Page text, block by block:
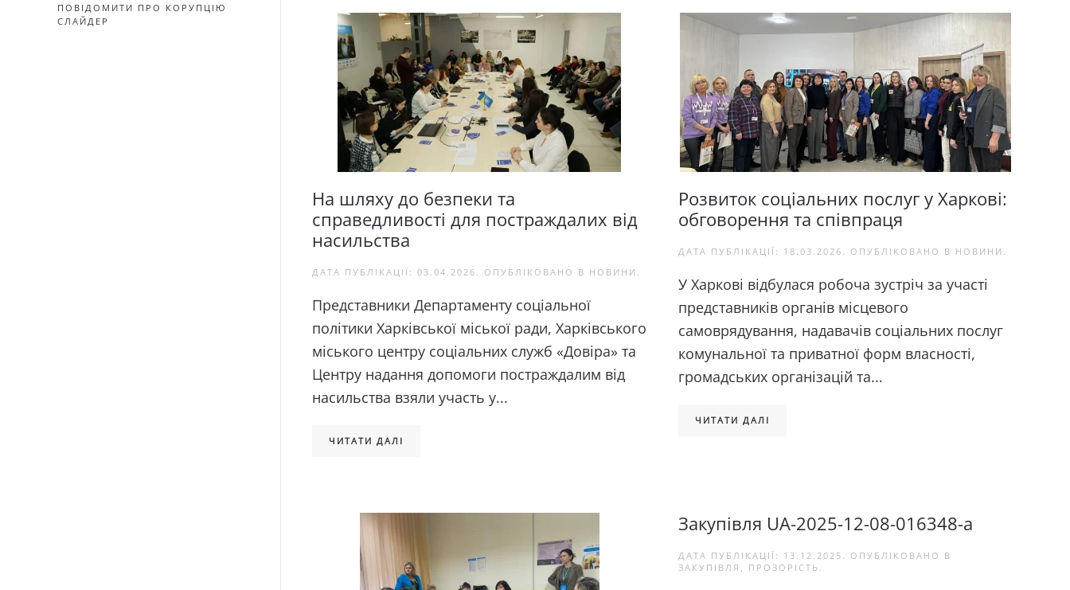
На шляху до безпеки та
справедливості для постраждалих від
насильства
ДАТА ПУБЛІКАЦІЇ: 03.04.2026 . ОПУБЛІКОВАНО В НОВИНИ .
Представники Департаменту соціальної
політики Харківської міської ради, Харківського
міського центру соціальних служб «Довіра» та
Центру надання допомоги постраждалим від
насильства взяли участь у...
ЧИТАТИ ДАЛІ
Розвиток соціальних послуг у Харкові:
обговорення та співпраця
ДАТА ПУБЛІКАЦІЇ: 18.03.2026 . ОПУБЛІКОВАНО В НОВИНИ .
У Харкові відбулася робоча зустріч за участі
представників органів місцевого
самоврядування, надавачів соціальних послуг
комунальної та приватної форм власності,
громадських організацій та...
ЧИТАТИ ДАЛІ
Закупівля UA-2025-12-08-016348-a
ДАТА ПУБЛІКАЦІЇ: 13.12.2025 . ОПУБЛІКОВАНО В
ЗАКУПІВЛЯ , ПРОЗОРІСТЬ .
ПОВІДОМИТИ ПРО КОРУПЦІЮ
СЛАЙДЕР